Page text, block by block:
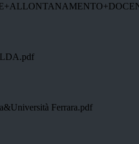
Ferrara.pdf